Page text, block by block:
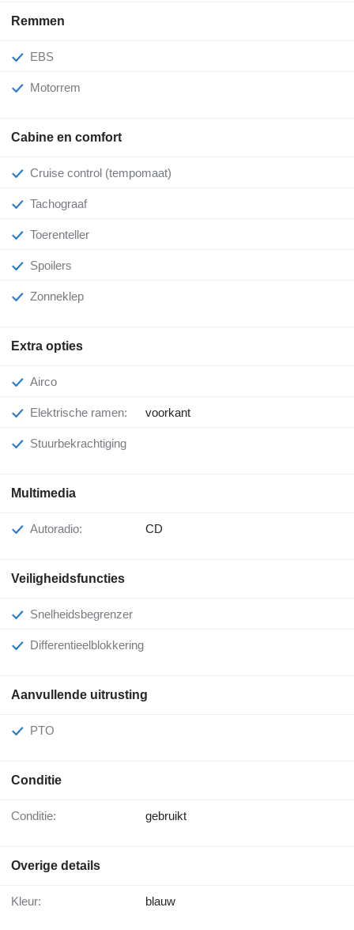
Remmen
EBS
Motorrem
Cabine en comfort
Cruise control (tempomaat)
Tachograaf
Toerenteller
Spoilers
Zonneklep
Extra opties
Airco
Elektrische ramen: voorkant
Stuurbekrachtiging
Multimedia
Autoradio: CD
Veiligheidsfuncties
Snelheidsbegrenzer
Differentieelblokkering
Aanvullende uitrusting
PTO
Conditie
Conditie: gebruikt
Overige details
Kleur: blauw